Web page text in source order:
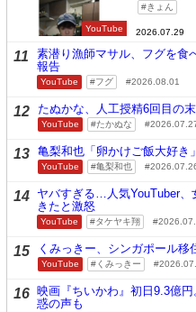
YouTube
きょん
2026.07.29
11
素潜り漁師マサル、フグを食
報告
YouTube フグ 2026.08.01
12 たぬかな、人工授精6回目の
YouTube たかぬな
13 亀梨和也「卵かけご飯大好き
YouTube 亀梨和也
14 ヤバすぎる…人気YouTuber、
きたと激怒
YouTube タケヤキ翔
15 くみっきー、シンガポール移
YouTube くみっきー
16 映画『ちいかわ』初日9.3億
惑の声も